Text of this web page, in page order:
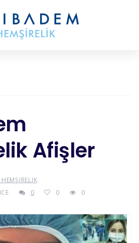
Afişler
0 0 0